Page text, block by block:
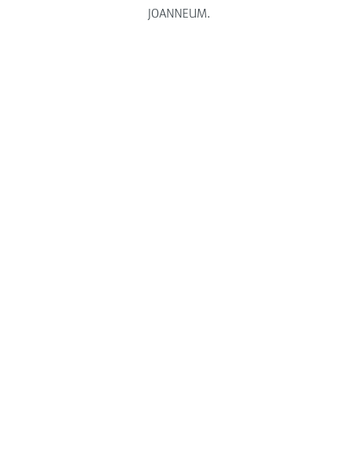
JOANNEUM.